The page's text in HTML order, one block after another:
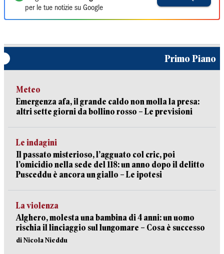
per le tue notizie su Google
Primo Piano
Meteo
Emergenza afa, il grande caldo non molla la presa:
altri sette giorni da bollino rosso – Le previsioni
Le indagini
Il passato misterioso, l’agguato col cric, poi
l’omicidio nella sede del 118: un anno dopo il delitto
Pusceddu è ancora un giallo – Le ipotesi
La violenza
Alghero, molesta una bambina di 4 anni: un uomo
rischia il linciaggio sul lungomare – Cosa è successo
di Nicola Nieddu